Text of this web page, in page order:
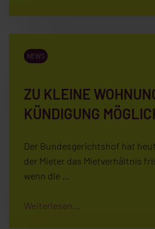
NEWS
ZU KLEINE
KÜNDIGUNG
Der Bundesgerichtshof hat
der Mieter das Mietverhältnis
wenn die …
Weiterlesen...